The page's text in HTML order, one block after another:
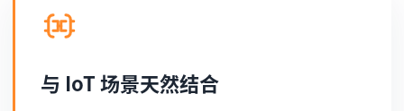
与 IoT 场景天然结合